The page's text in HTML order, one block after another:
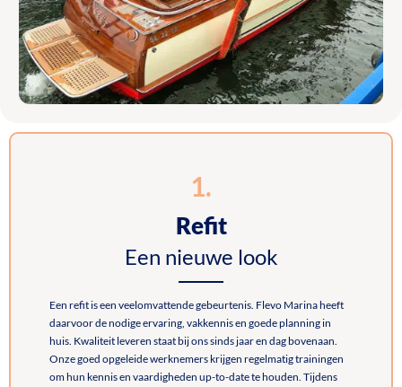
1.
Refit
Een nieuwe look
Een refit is een veelomvattende gebeurtenis. Flevo Marina heeft
daarvoor de nodige ervaring, vakkennis en goede planning in
huis. Kwaliteit leveren staat bij ons sinds jaar en dag bovenaan.
Onze goed opgeleide werknemers krijgen regelmatig trainingen
om hun kennis en vaardigheden up-to-date te houden. Tijdens